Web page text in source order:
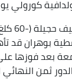
وكانت
بوهران قد
بعد فوزها على